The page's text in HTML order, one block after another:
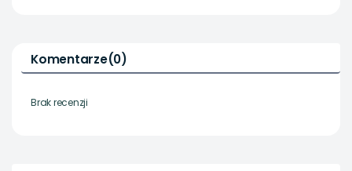
Komentarze(0)
Brak recenzji